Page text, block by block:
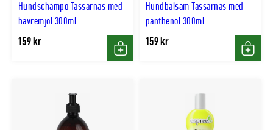
Hundschampo Tassarnas med
havremjöl 300ml
159 kr
Köp
Hundbalsam Tassarnas med
panthenol 300ml
159 kr
Köp